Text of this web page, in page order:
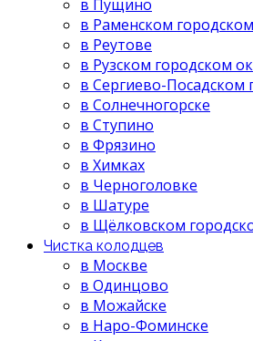
в Пущино
в Раменском
в Реутове
в Рузском городском
в Сергиево-Посадском
в Солнечногорске
в Ступино
в Фрязино
в Химках
в Черноголовке
в Шатуре
в Щёлковском
Чистка колодцев
в Москве
в Одинцово
в Можайске
в Наро-Фоминске